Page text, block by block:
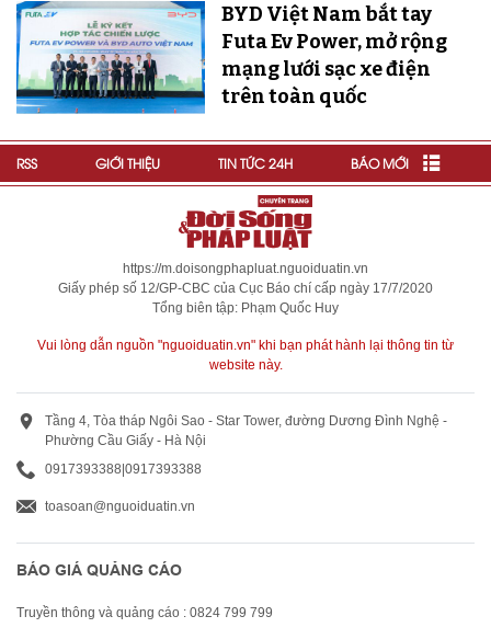
BYD Việt Nam bắt tay
Futa Ev Power, mở rộng
mạng lưới sạc xe điện
trên toàn quốc
RSS GIỚI THIỆU TIN TỨC 24H BÁO MỚI
https://m.doisongphapluat.nguoiduatin.vn
Giấy phép số 12/GP-CBC của Cục Báo chí cấp ngày 17/7/2020
Tổng biên tập: Phạm Quốc Huy
Vui lòng dẫn nguồn "nguoiduatin.vn" khi bạn phát hành lại thông tin từ
website này.
Tầng 4, Tòa tháp Ngôi Sao - Star Tower, đường Dương Đình Nghệ -
Phường Cầu Giấy - Hà Nội
0917393388|0917393388
toasoan@nguoiduatin.vn
BÁO GIÁ QUẢNG CÁO
Truyền thông và quảng cáo : 0824 799 799